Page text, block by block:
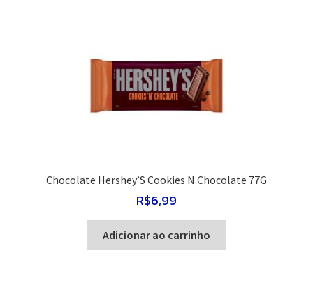
Chocolate Hershey’S Cookies N Chocolate 77G
R$6,99
Adicionar ao carrinho